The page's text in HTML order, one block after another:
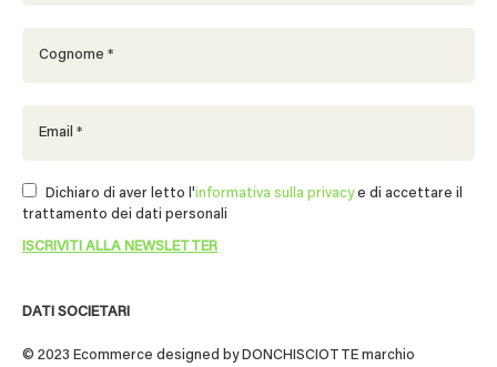
DATI SOCIETARI
© 2023 Ecommerce designed by DONCHISCIOTTE marchio
Dichiaro di aver letto l'informativa sulla privacye di accettare il
trattamento dei dati personali